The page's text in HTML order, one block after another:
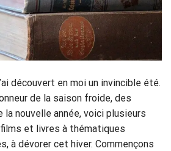
découvert en moi un invincible été.
de la saison froide, des
la nouvelle année, voici plusieurs
et livres à thématiques
à dévorer cet hiver. Commençons